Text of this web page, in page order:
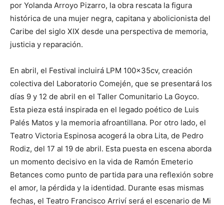
por Yolanda Arroyo Pizarro, la obra rescata la figura
histórica de una mujer negra, capitana y abolicionista del
Caribe del siglo XIX desde una perspectiva de memoria,
justicia y reparación.
En abril, el Festival incluirá LPM 100x35cv, creación
colectiva del Laboratorio Comején, que se presentará los
días 9 y 12 de abril en el Taller Comunitario La Goyco.
Esta pieza está inspirada en el legado poético de Luis
Palés Matos y la memoria afroantillana. Por otro lado, el
Teatro Victoria Espinosa acogerá la obra Lita, de Pedro
Rodiz, del 17 al 19 de abril. Esta puesta en escena aborda
un momento decisivo en la vida de Ramón Emeterio
Betances como punto de partida para una reflexión sobre
el amor, la pérdida y la identidad. Durante esas mismas
fechas, el Teatro Francisco Arriví será el escenario de Mi